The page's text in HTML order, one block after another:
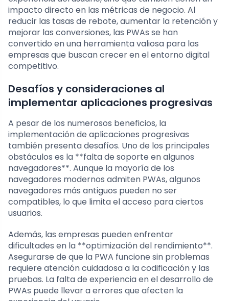
impacto directo en las métricas de negocio. Al
reducir las tasas de rebote, aumentar la retención y
mejorar las conversiones, las PWAs se han
convertido en una herramienta valiosa para las
empresas que buscan crecer en el entorno digital
competitivo.
Desafíos y consideraciones al
implementar aplicaciones progresivas
A pesar de los numerosos beneficios, la
implementación de aplicaciones progresivas
también presenta desafíos. Uno de los principales
obstáculos es la **falta de soporte en algunos
navegadores**. Aunque la mayoría de los
navegadores modernos admiten PWAs, algunos
navegadores más antiguos pueden no ser
compatibles, lo que limita el acceso para ciertos
usuarios.
Además, las empresas pueden enfrentar
dificultades en la **optimización del rendimiento**.
Asegurarse de que la PWA funcione sin problemas
requiere atención cuidadosa a la codificación y las
pruebas. La falta de experiencia en el desarrollo de
PWAs puede llevar a errores que afecten la